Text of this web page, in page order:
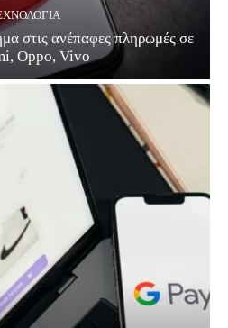
στις ανέπαφες πληρωμές σε
Oppo, Vivo